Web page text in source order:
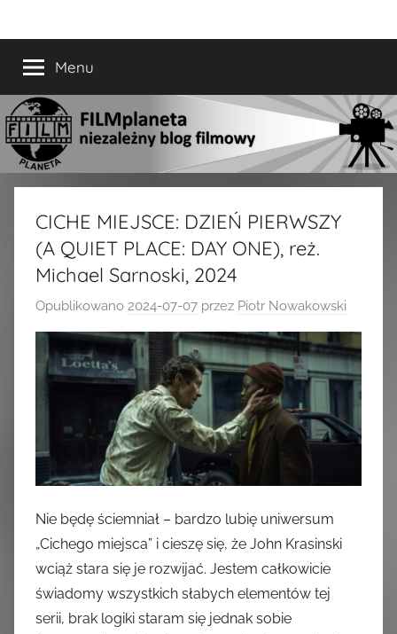
do
treści
FILMplaneta
filmowyMenu
CICHE MIEJSCE: DZIEŃ PIERWSZY
(A QUIET PLACE: DAY ONE), reż.
Michael Sarnoski, 2024
Opublikowano 2024-07-07 przez Piotr Nowakowski
Nie będę ściemniał – bardzo lubię uniwersum
„Cichego miejsca” i cieszę się, że John Krasinski
wciąż stara się je rozwijać. Jestem całkowicie
świadomy wszystkich słabych elementów tej
serii, brak logiki staram się jednak sobie